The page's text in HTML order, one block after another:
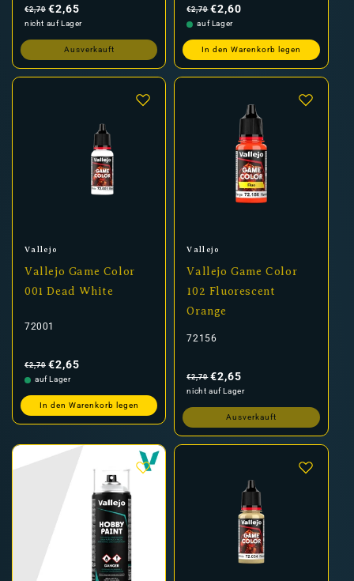
Preis
€2,70 €2,65
nicht auf Lager
Ausverkauft
Preis
€2,70 €2,60
auf Lager
In den Warenkorb legen
Anbieter:
Vallejo
Vallejo Game Color
001 Dead White
72001
Preis
€2,70 €2,65
auf Lager
In den Warenkorb legen
Anbieter:
Vallejo
Vallejo Game Color
102 Fluorescent
Orange
72156
Preis
€2,70 €2,65
nicht auf Lager
Ausverkauft